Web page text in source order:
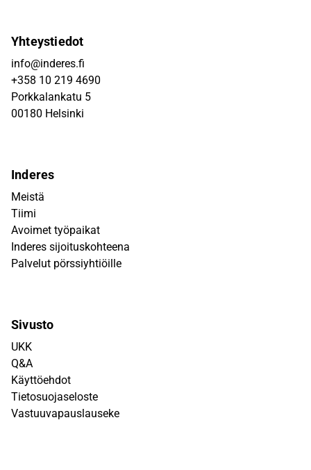
Yhteystiedot
info@inderes.fi
+358 10 219 4690
Porkkalankatu 5
00180 Helsinki
Inderes
Meistä
Tiimi
Avoimet työpaikat
Inderes sijoituskohteena
Palvelut pörssiyhtiöille
Sivusto
UKK
Q&A
Käyttöehdot
Tietosuojaseloste
Vastuuvapauslauseke